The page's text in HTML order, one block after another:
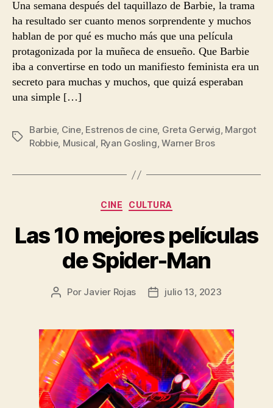
Una semana después del taquillazo de Barbie, la trama
ha resultado ser cuanto menos sorprendente y muchos
hablan de por qué es mucho más que una película
protagonizada por la muñeca de ensueño. Que Barbie
iba a convertirse en todo un manifiesto feminista era un
secreto para muchas y muchos, que quizá esperaban
una simple […]
Etiquetas
Barbie, Cine, Estrenos de cine, Greta Gerwig, Margot
Robbie, Musical, Ryan Gosling,Warner Bros
Categorías
CINE CULTURA
Las 10 mejores películas
de Spider-Man
Autor
entrada
Por Javier Rojas
Fecha
entrada
julio 13, 2023